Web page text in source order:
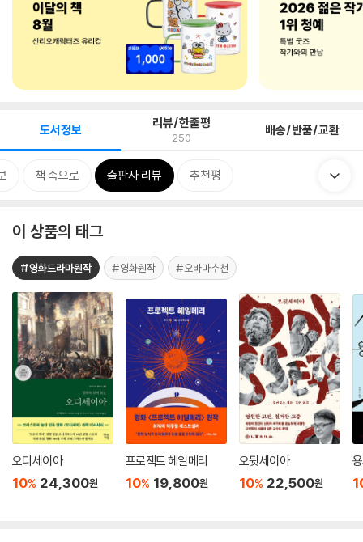
도서정보 리뷰/한줄평
250 배송/반품/교환
책 속으로 출판사 리뷰 추천평
이 상품의 태그
#영화드라마원작 #영화원작 #오바마추천
오디세이아
10% 24,300원
프로젝트 헤일메리
10% 19,800원
오뒷세이아
10% 22,500원